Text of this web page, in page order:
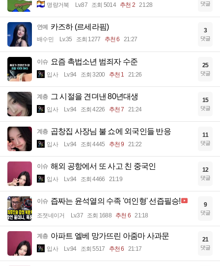
명량거북 Lv.87 조회 5014 추천 2 21:28 댓글
연예 카즈하 (르세라핌)
배수민 Lv.35 조회 1277 추천 6 21:27
3
댓글
이슈 요즘 촉법소년 범죄자 수준
입사 Lv.94 조회 3200 추천 1 21:26
25
댓글
계층 그 시절을 견뎌낸 80년대생
입사 Lv.94 조회 4226 추천 7 21:24
15
댓글
계층 곱창집 사장님 불 쇼에 외국인들 반응
입사 Lv.94 조회 4445 추천 9 21:22
11
댓글
이슈 해외 공항에서 또 사고 친 중국인
입사 Lv.94 조회 4466 21:19
12
댓글
이슈 즙짜는 윤석열의 수족 '여인형' 선즙필승!
조졋네이거 Lv.37 조회 1688 추천 6 21:18
9
댓글
계층 아파트 엘베 망가뜨린 아줌마 사과문
입사 Lv.94 조회 5517 추천 6 21:17
21
댓글